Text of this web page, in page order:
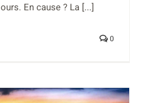
En cause ? La [...]
0